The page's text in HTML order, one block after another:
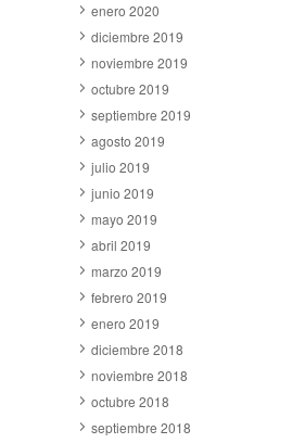
enero 2020
diciembre 2019
noviembre 2019
octubre 2019
septiembre 2019
agosto 2019
julio 2019
junio 2019
mayo 2019
abril 2019
marzo 2019
febrero 2019
enero 2019
diciembre 2018
noviembre 2018
octubre 2018
septiembre 2018